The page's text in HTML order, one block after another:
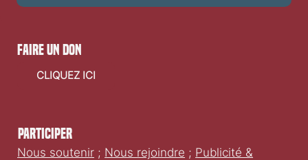
Participer
Nous soutenir ; Nous rejoindre ; Publicité &
faire un don
CLIQUEZ ICI